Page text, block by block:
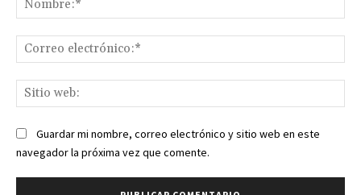
Guardar mi nombre, correo electrónico y sitio web en este
navegador la próxima vez que comente.